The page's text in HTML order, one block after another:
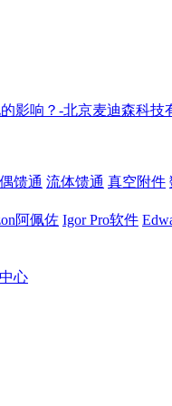
馈通 流体馈通 真空附件
阿佩佐 Igor Pro软件
心